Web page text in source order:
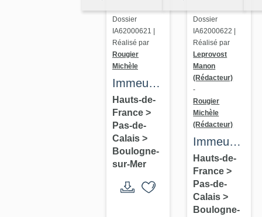
Dossier
IA62000621 |
Réalisé par
Rougier
Michèle
Immeuble
(immeuble
à
appartements)
Hauts-de-
France >
Pas-de-
Calais >
Boulogne-
sur-Mer
Dossier
IA62000622 |
Réalisé par
Leprovost
Manon
(Rédacteur)
-
Rougier
Michèle
(Rédacteur)
Immeuble
Dervaux
Hauts-de-
France>
Pas-de-
Calais>
Boulogne-